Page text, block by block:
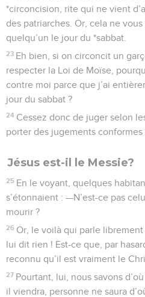
*circoncision, rite qui ne vient
des patriarches. Or, cela ne
quelqu’un le jour du *sabbat.
23 Eh bien, si on circoncit un
respecter la Loi de Moïse,
contre moi parce que j’ai
jour du sabbat ?
24 Cessez donc de juger selon
porter des jugements conformes
Jésus est-il le Messie?
25 En le voyant, quelques
s’étonnaient : —N’est-ce pas
mourir ?
26 Or, le voilà qui parle
lui dit rien ! Est-ce que, par
reconnu qu’il est vraiment le
27 Pourtant, lui, nous savons
il viendra, personne ne saura